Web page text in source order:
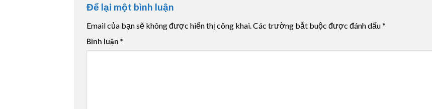
Để lại một bình luận
Email của bạn sẽ không được hiển thị công khai.Các trường bắt buộc được đánh dấu*
Bình luận *